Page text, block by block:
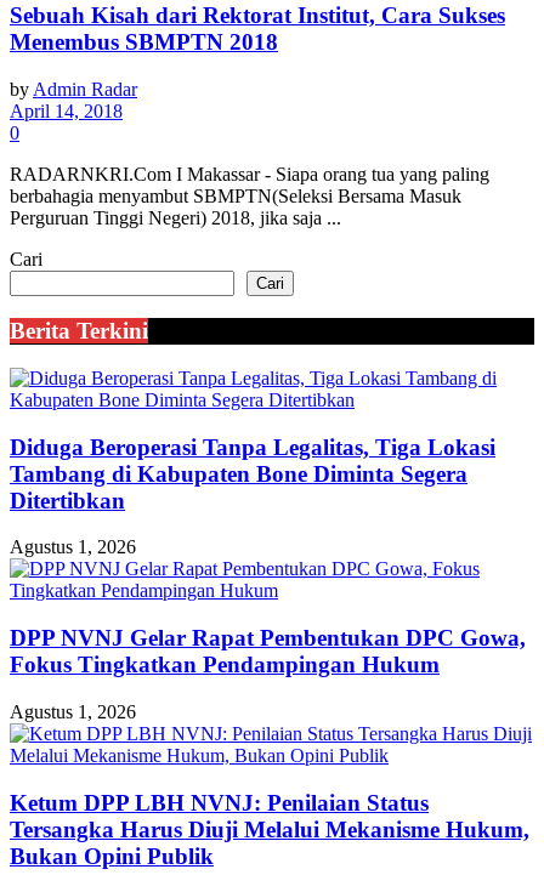
Sebuah Kisah dari Rektorat Institut, Cara Sukses
Menembus SBMPTN 2018
by Admin Radar
April 14, 2018
0
RADARNKRI.Com I Makassar - Siapa orang tua yang paling
berbahagia menyambut SBMPTN(Seleksi Bersama Masuk
Perguruan Tinggi Negeri) 2018, jika saja ...
Cari
Cari
Berita Terkini
Diduga Beroperasi Tanpa Legalitas, Tiga Lokasi
Tambang di Kabupaten Bone Diminta Segera
Ditertibkan
Agustus 1, 2026
DPP NVNJ Gelar Rapat Pembentukan DPC Gowa,
Fokus Tingkatkan Pendampingan Hukum
Agustus 1, 2026
Ketum DPP LBH NVNJ: Penilaian Status
Tersangka Harus Diuji Melalui Mekanisme Hukum,
Bukan Opini Publik